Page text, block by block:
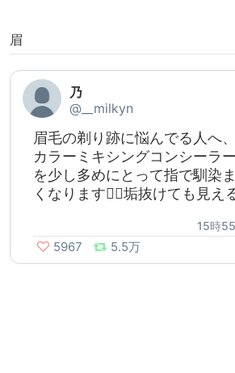
眉
乃
@__milkyn
眉毛の剃り跡に悩んでる人へ
カラーミキシングコンシーラ
を少し多めにとって指で馴染
くなります👌🏻垢抜けても見え
15時
5967 5.5万